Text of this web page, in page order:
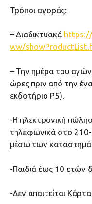
Τρόποι αγοράς:
– Διαδικτυακά
ww/
– Την ημέρα του
ώρες πριν από την
εκδοτήριο Ρ5).
-Η ηλεκτρονική
τηλεφωνικά στο
μέσω των
-Παιδιά έως 10 ετών
-Δεν απαιτείται